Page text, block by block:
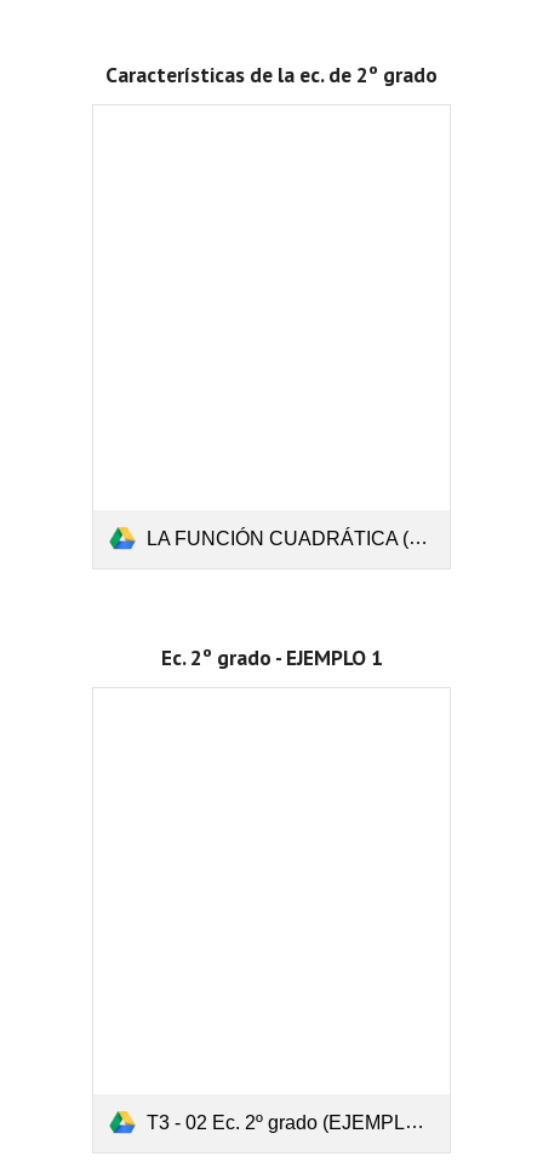
Características de la ec. de 2º grado
LA FUNCIÓN CUADRÁTICA (Caracteristicas).pdf
Ec. 2º grado - EJEMPLO 1
T3 - 02 Ec. 2º grado (EJEMPLO).pdf